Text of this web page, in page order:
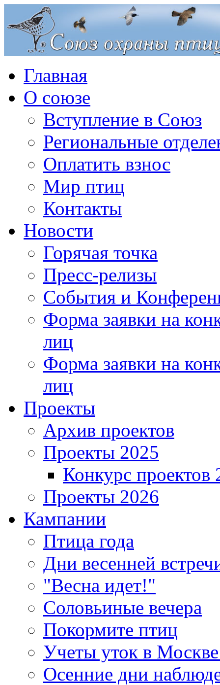
Главная
О союзе
Вступление в Союз
Региональные
Оплатить взнос
Мир птиц
Контакты
Новости
Горячая точка
Пресс-релизы
События и
Форма заявки на
лиц
Форма заявки на
лиц
Проекты
Архив проектов
Проекты 2025
Конкурс проектов
Проекты 2026
Кампании
Птица года
Дни весенней
"Весна идет!"
Соловьиные вечера
Покормите птиц
Учеты уток в
Осенние дни